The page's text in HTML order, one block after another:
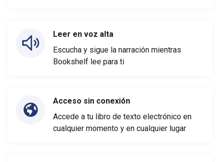
Leer en voz alta
Escucha y sigue la narración mientras
Bookshelf lee para ti
Acceso sin conexión
Accede a tu libro de texto electrónico en
cualquier momento y en cualquier lugar